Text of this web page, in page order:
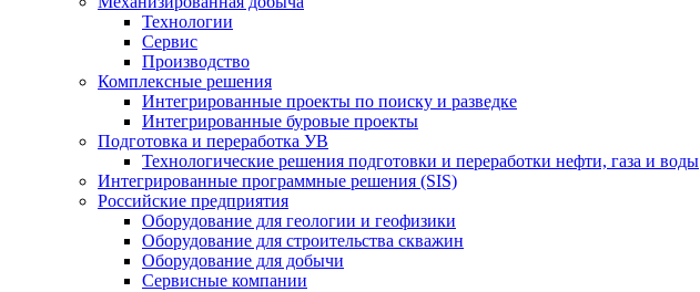
Технологии
Сервис
Производство
Комплексные решения
Интегрированные проекты по поиску и разведке
Интегрированные буровые проекты
Подготовка и переработка УВ
Технологические решения подготовки и переработки нефти, газа и воды
Интегрированные программные решения (SIS)
Российские предприятия
Оборудование для геологии и геофизики
Оборудование для строительства скважин
Оборудование для добычи
Сервисные компании